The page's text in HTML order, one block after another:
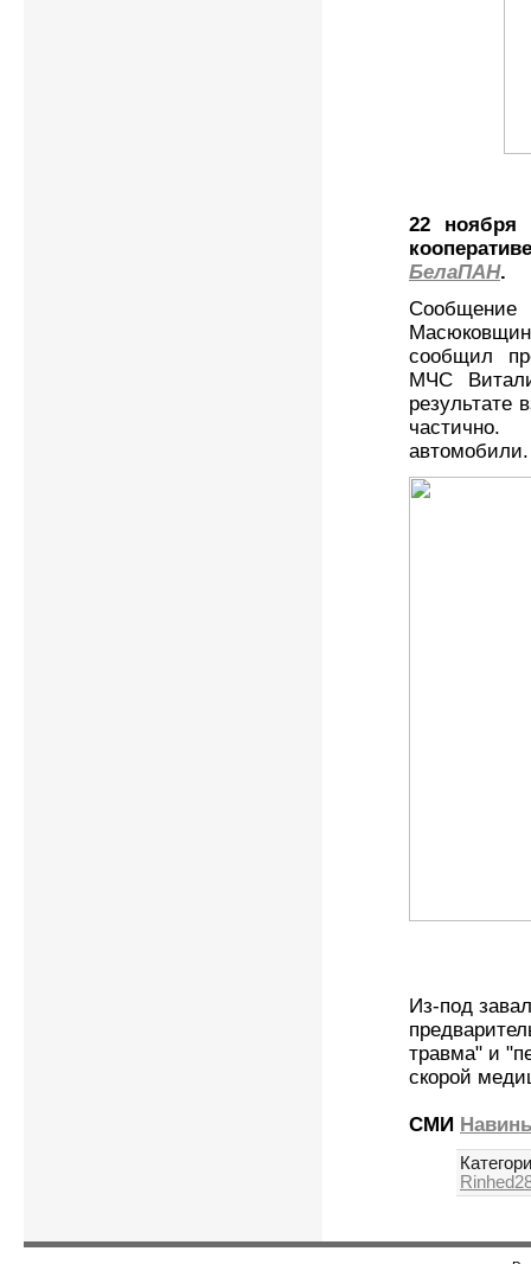
22 ноября
БелаПАН.
Сообщение
сообщил
МЧС
результате
частично.
Из-под
травма" и
скорой
СМИ